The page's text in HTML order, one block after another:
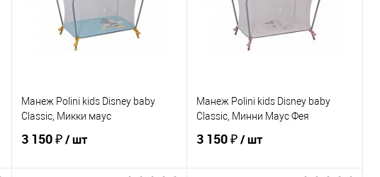
В избранное
По запросу
В избранное
По запросу
Манеж Polini kids Disney baby
Classic, Микки маус
3 150 ₽/ шт
Манеж Polini kids Disney baby
Classic, Минни Маус Фея
3 150 ₽/ шт